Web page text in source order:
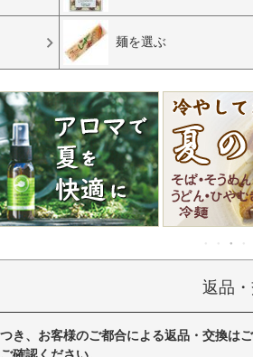
麺を選ぶ
返品
き、お客様のご都合による返品・交換はご
確認ください。